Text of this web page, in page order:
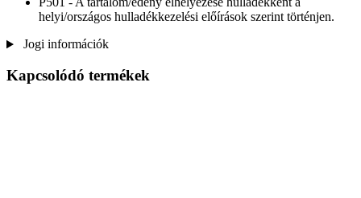
helyi/országos hulladékkezelési előírások szerint történjen.
Jogi információk
Kapcsolódó termékek